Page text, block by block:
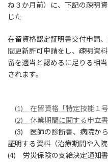
ね３か月前）に、下記の疎明
じた
在留資格認定証明書交付申請
間更新許可申請をし、疎明資
留を適当と認めるに足りる相
されます。
(1) 在留資格「特定技能１
(2) 休業期間に関する申立書
(3) 医師の診断書、病院から
証明する資料（治療期間や入
(4) 労災保険の支給決定通知